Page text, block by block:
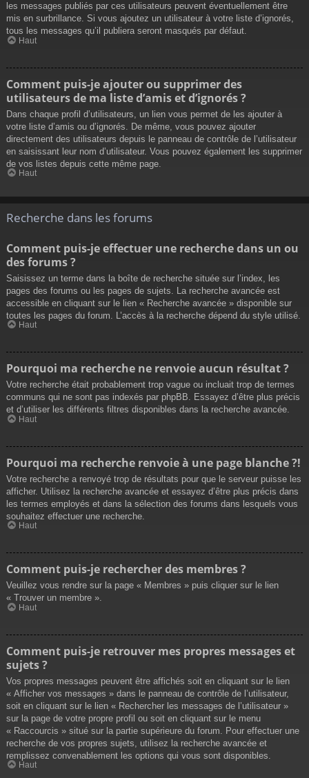
les messages publiés par ces utilisateurs peuvent éventuellement être
mis en surbrillance. Si vous ajoutez un utilisateur à votre liste d’ignorés,
tous les messages qu’il publiera seront masqués par défaut.
Haut
Comment puis-je ajouter ou supprimer des
utilisateurs de ma liste d’amis et d’ignorés ?
Dans chaque profil d’utilisateurs, un lien vous permet de les ajouter à
votre liste d’amis ou d’ignorés. De même, vous pouvez ajouter
directement des utilisateurs depuis le panneau de contrôle de l’utilisateur
en saisissant leur nom d’utilisateur. Vous pouvez également les supprimer
de vos listes depuis cette même page.
Haut
Recherche dans les forums
Comment puis-je effectuer une recherche dans un ou
des forums ?
Saisissez un terme dans la boîte de recherche située sur l’index, les
pages des forums ou les pages de sujets. La recherche avancée est
accessible en cliquant sur le lien « Recherche avancée » disponible sur
toutes les pages du forum. L’accès à la recherche dépend du style utilisé.
Haut
Pourquoi ma recherche ne renvoie aucun résultat ?
Votre recherche était probablement trop vague ou incluait trop de termes
communs qui ne sont pas indexés par phpBB. Essayez d’être plus précis
et d’utiliser les différents filtres disponibles dans la recherche avancée.
Haut
Pourquoi ma recherche renvoie à une page blanche ?!
Votre recherche a renvoyé trop de résultats pour que le serveur puisse les
afficher. Utilisez la recherche avancée et essayez d’être plus précis dans
les termes employés et dans la sélection des forums dans lesquels vous
souhaitez effectuer une recherche.
Haut
Comment puis-je rechercher des membres ?
Veuillez vous rendre sur la page « Membres » puis cliquer sur le lien
« Trouver un membre ».
Haut
Comment puis-je retrouver mes propres messages et
sujets ?
Vos propres messages peuvent être affichés soit en cliquant sur le lien
« Afficher vos messages » dans le panneau de contrôle de l’utilisateur,
soit en cliquant sur le lien « Rechercher les messages de l’utilisateur »
sur la page de votre propre profil ou soit en cliquant sur le menu
« Raccourcis » situé sur la partie supérieure du forum. Pour effectuer une
recherche de vos propres sujets, utilisez la recherche avancée et
remplissez convenablement les options qui vous sont disponibles.
Haut